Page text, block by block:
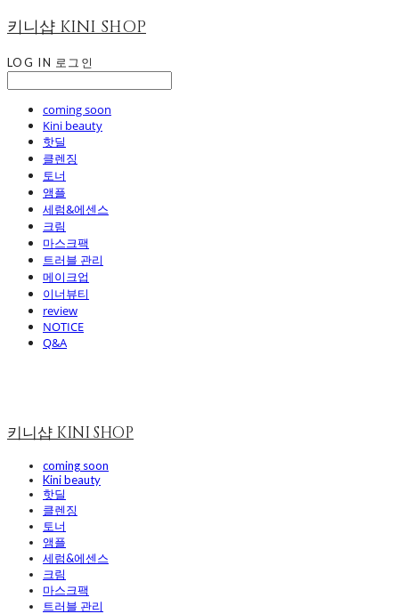
키니샵 KINI SHOP
LOG IN 로그인
coming soon
Kini beauty
핫딜
클렌징
토너
앰플
세럼&에센스
크림
마스크팩
트러블 관리
메이크업
이너뷰티
review
NOTICE
Q&A
키니샵 KINI SHOP
coming soon
Kini beauty
핫딜
클렌징
토너
앰플
세럼&에센스
크림
마스크팩
트러블 관리